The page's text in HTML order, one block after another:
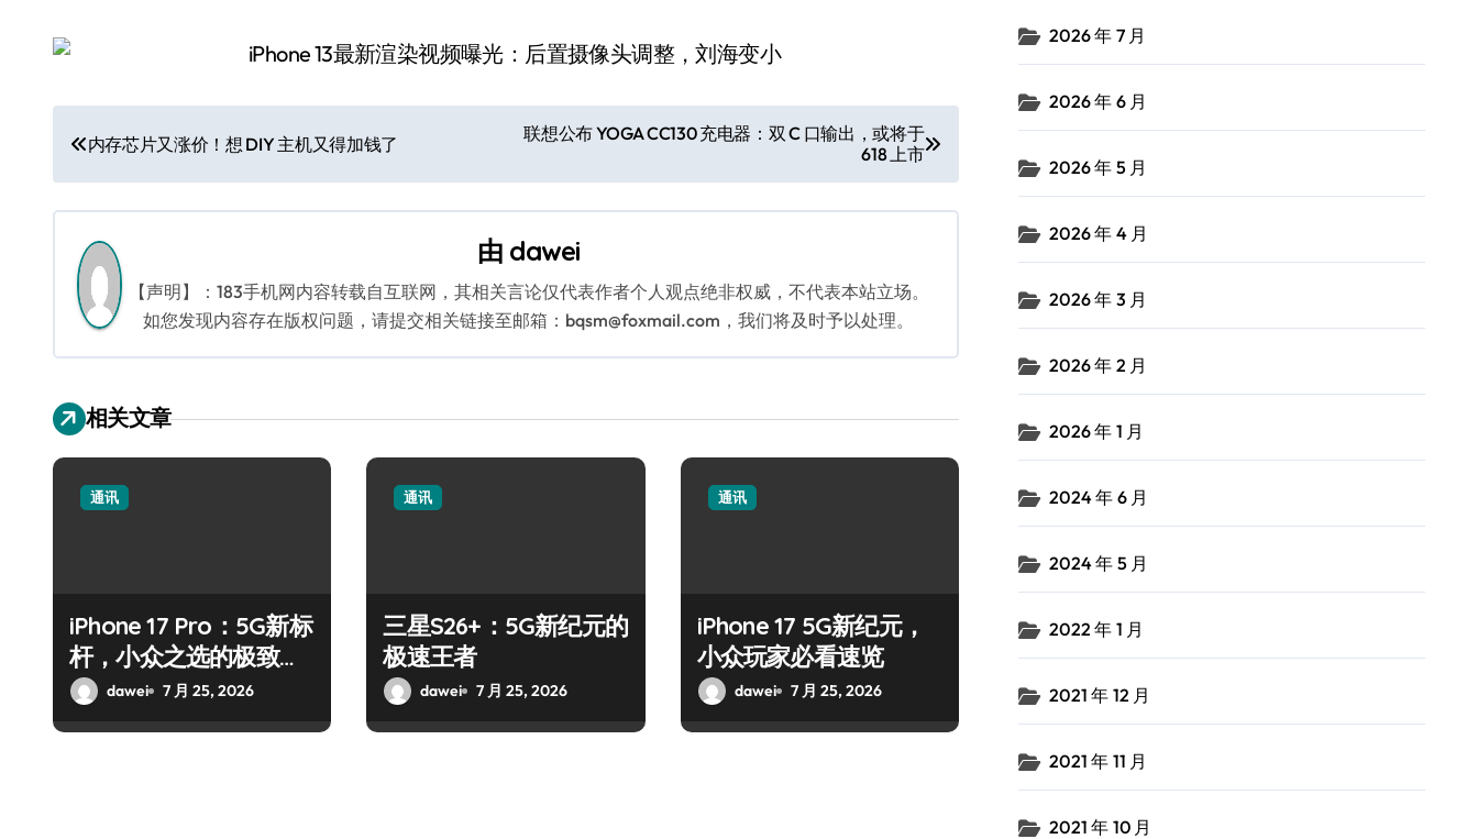
文
章
导
航
内存芯片又涨价！想 DIY 主机又得加钱了
联想公布 YOGA CC130 充电器：双 C 口输出，或将于
618 上市
由 dawei
【声明】：183手机网内容转载自互联网，其相关言论仅代表作者个人观点绝非权威，不代表本站立场。
如您发现内容存在版权问题，请提交相关链接至邮箱：bqsm@foxmail.com，我们将及时予以处理。
相关文章
通讯
iPhone 17 Pro：5G新标
杆，小众之选的极致通
讯革命
dawei 7 月 25, 2026
通讯
三星S26+：5G新纪元的
极速王者
dawei 7 月 25, 2026
通讯
iPhone 17 5G新纪元，
小众玩家必看速览
dawei 7 月 25, 2026
2026 年 7 月
2026 年 6 月
2026 年 5 月
2026 年 4 月
2026 年 3 月
2026 年 2 月
2026 年 1 月
2024 年 6 月
2024 年 5 月
2022 年 1 月
2021 年 12 月
2021 年 11 月
2021 年 10 月